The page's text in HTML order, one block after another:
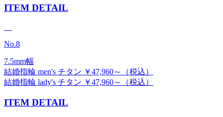
ITEM DETAIL
No.8
7.5mm幅
結婚指輪 men's チタン ￥47,960～（税込）
結婚指輪 lady's チタン ￥47,960～（税込）
ITEM DETAIL